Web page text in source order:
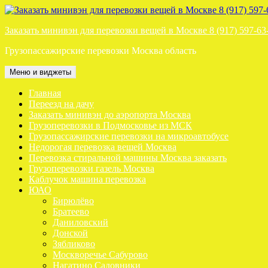
Перейти
содержимому
Заказать минивэн для перевозки вещей в Москве 8 (917) 597-
Грузопассажирские перевозки Москва область
Меню и виджеты
Главная
Переезд на дачу
Заказать минивэн до аэропорта Москва
Грузоперевозки в Подмосковье из МСК
Грузопассажирские перевозки на микроавтобусе
Недорогая перевозка вещей Москва
Перевозка стиральной машины Москва заказать
Грузоперевозки газель Москва
Каблучок машина перевозка
ЮАО
Бирюлёво
Братеево
Даниловский
Донской
Зябликово
Москворечье Сабурово
Нагатино Садовники